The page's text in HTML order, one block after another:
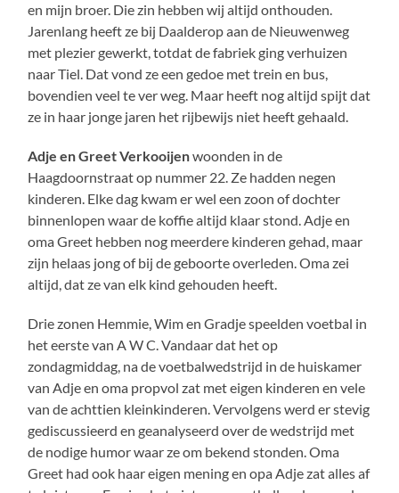
en mijn broer. Die zin hebben wij altijd onthouden.
Jarenlang heeft ze bij Daalderop aan de Nieuwenweg
met plezier gewerkt, totdat de fabriek ging verhuizen
naar Tiel. Dat vond ze een gedoe met trein en bus,
bovendien veel te ver weg. Maar heeft nog altijd spijt dat
ze in haar jonge jaren het rijbewijs niet heeft gehaald.
Adje en Greet Verkooijenwoonden in de
Haagdoornstraat op nummer 22. Ze hadden negen
kinderen. Elke dag kwam er wel een zoon of dochter
binnenlopen waar de koffie altijd klaar stond. Adje en
oma Greet hebben nog meerdere kinderen gehad, maar
zijn helaas jong of bij de geboorte overleden. Oma zei
altijd, dat ze van elk kind gehouden heeft.
Drie zonen Hemmie, Wim en Gradje speelden voetbal in
het eerste van A W C. Vandaar dat het op
zondagmiddag, na de voetbalwedstrijd in de huiskamer
van Adje en oma propvol zat met eigen kinderen en vele
van de achttien kleinkinderen. Vervolgens werd er stevig
gediscussieerd en geanalyseerd over de wedstrijd met
de nodige humor waar ze om bekend stonden. Oma
Greet had ook haar eigen mening en opa Adje zat alles af